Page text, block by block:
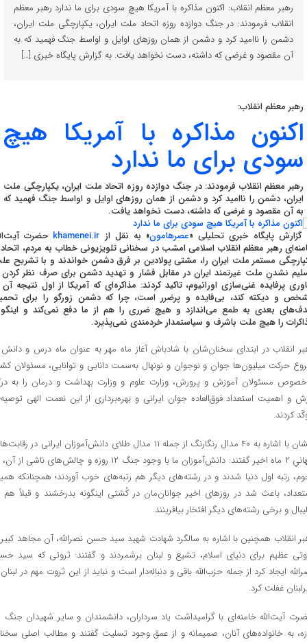
رهبر معظم انقلاب: اکنون مذاکره با آمریکا هیچ سودی برای ما ندارد رهبر معظم
انقلاب فرمودند: در جنگ دوازده روزه اتحاد ملت ایران، یکپارچگی ملت ایران،
دشمن را ناامید کرد و دشمن از همان روزهای اوایل و اواسط جنگ فهمید که به
آن مقصود و غرضی که داشته، دست نخواهد یافت. به گزارش پایگاه خبری […]
رهبر معظم انقلاب:
اکنون مذاکره با آمریکا هیچ
سودی برای ما ندارد
رهبر معظم انقلاب فرمودند: در جنگ دوازده روزه اتحاد ملت ایران، یکپارچگی ملت
ایران، دشمن را ناامید کرد و دشمن از همان روزهای اوایل و اواسط جنگ فهمید که
به آن مقصود و غرضی که داشته، دست نخواهد یافت.
گزارش پایگاه خبری تحلیلی «عصرهامون» به نقل از khamenei.ir حضرت
رهبر معظم انقلاب اسلامی امشب در سخنانی تلویزیونی خطاب به مردم،
مستمر ملت ایران را،‌ مشتی پولادین بر فرق دشمن خواندند و با تشریح
نشدنِ ملت غیرتمند ایران در مقابل فشار و تهدید دشمن برای صرف نظر کردن
پرفایده غنی‌سازی اورانیوم، تاکید کردند: مذاکره‌ای که آمریکا از اول نتیجه آن
و دیکته کند، ‌بی‌فایده و پرضرر است، چرا که دشمن زورگو را برای
بعدی به طمع می‌اندازد و هیچ ضرری را هم از ما دفع نمی‌کند و
را هیچ ملت باشرف و سیاستمدار خردمندی نمی‌پذیرد.
انقلاب در ابتدای سخنان‌شان با شادباش آغاز ماه مهر به عنوان ماه درس و
حرکت میلیون‌ها جوان و نوجوان و نونهال به‌سمت دانایی و توانایی، مسئولان
مسئولان آموزش و پرورش، وزارت علوم و وزارت بهداشت و درمان را به
و اهمیت استعداد فوق‌العاده جوان ایرانی و بهره‌برداری از این نعمت الهی
کردند.
ایشان با اشاره به ۴۰ مدال رنگارنگ از جمله ۱۱ مدال طلای دانش‌آموزان ایرانی در
جهانیِ ۲ ماه اخیر گفتند: دانش‌آموزان ما با وجود جنگ ۱۲ روزه و چالش‌های ناشی از
رتبه اول دنیا شدند و در رشته‌های دیگر هم رتبه‌های خوب آوردند؛ همچنانکه
باعث شد در روزهای اخیر جوانان‌مان در کُشتی اینگونه بدرخشند و قبلاً هم
و برخی رشته‌های دیگر افتخار بیافرینند.
انقلاب همچنین با اشاره به سالگرد شهادت شهید سید حسن نصرالله،‌ آن مجاهد کبیر
عظیم برای دنیای اسلام،‌ تشیع و لبنان برشمردند و گفتند: ثروتی که سید
ایجاد کرد از جمله حزب‌الله باقی و دنباله‌دار است و نباید از این ثروت مهم در
غفلت کرد.
به خانواده‌های آنان،‌ صمیمانه و از عمق وجود تسلیت گفتند و مطالب اصلی